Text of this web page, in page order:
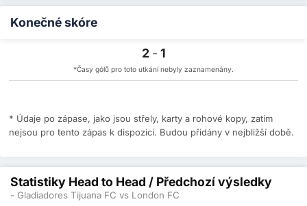
Konečné skóre
2 - 1
*Časy gólů pro toto utkání nebyly zaznamenány.
* Údaje po zápase, jako jsou střely, karty a rohové kopy, zatím
nejsou pro tento zápas k dispozici. Budou přidány v nejbližší době.
Statistiky Head to Head / Předchozí výsledky
- Gladiadores Tijuana FC vs London FC